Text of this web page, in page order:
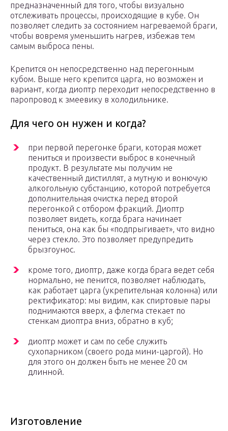
предназначенный для того, чтобы визуально
отслеживать процессы, происходящие в кубе. Он
позволяет следить за состоянием нагреваемой браги,
чтобы вовремя уменьшить нагрев, избежав тем
самым выброса пены.
Крепится он непосредственно над перегонным
кубом. Выше него крепится царга, но возможен и
вариант, когда диоптр переходит непосредственно в
паропровод к змеевику в холодильнике.
Для чего он нужен и когда?
при первой перегонке браги, которая может
пениться и произвести выброс в конечный
продукт. В результате мы получим не
качественный дистиллят, а мутную и вонючую
алкогольную субстанцию, которой потребуется
дополнительная очистка перед второй
перегонкой с отбором фракций. Диоптр
позволяет видеть, когда брага начинает
пениться, она как бы «подпрыгивает», что видно
через стекло. Это позволяет предупредить
брызгоунос.
кроме того, диоптр, даже когда брага ведет себя
нормально, не пенится, позволяет наблюдать,
как работает царга (укрепительная колонна) или
ректификатор: мы видим, как спиртовые пары
поднимаются вверх, а флегма стекает по
стенкам диоптра вниз, обратно в куб;
диоптр может и сам по себе служить
сухопарником (своего рода мини-царгой). Но
для этого он должен быть не менее 20 см
длинной.
Изготовление